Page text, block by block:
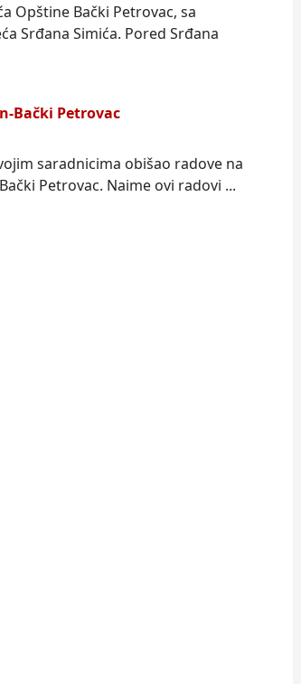
Opštine Bački Petrovac, sa
Srđana Simića. Pored Srđana
Bački Petrovac
saradnicima obišao radove na
Petrovac. Naime ovi radovi ...